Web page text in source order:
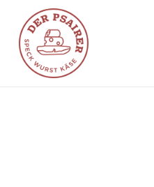
contenuto
principale